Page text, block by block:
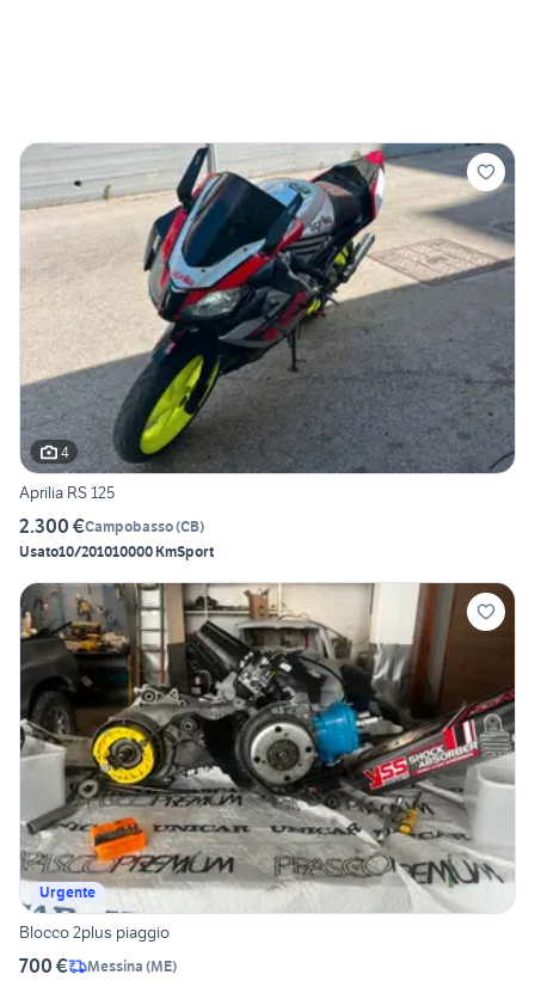
4
Aprilia RS 125
2.300 €Campobasso(CB)
Usato10/201010000 KmSport
Urgente
Blocco 2plus piaggio
700 € Messina (ME)